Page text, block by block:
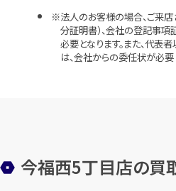
法人のお客様の場合、ご来
分証明書）、会社の登記事
必要となります。また、代表
は、会社からの委任状が必要
今福西5丁目店の買